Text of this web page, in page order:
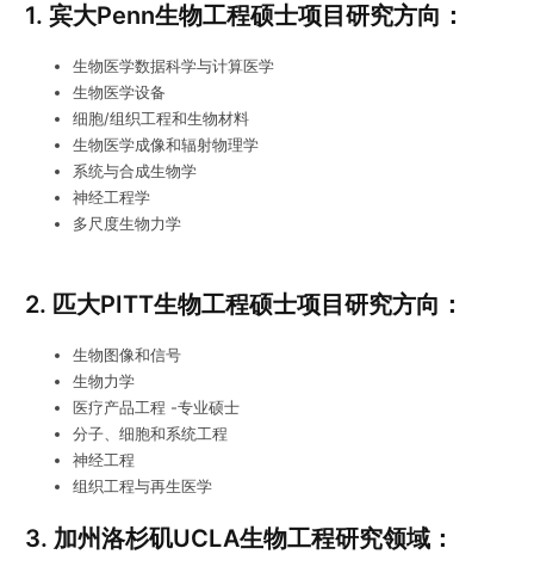
1. 宾大Penn生物工程硕士项目研究方向：
生物医学数据科学与计算医学
生物医学设备
细胞/组织工程和生物材料
生物医学成像和辐射物理学
系统与合成生物学
神经工程学
多尺度生物力学
2. 匹大PITT生物工程硕士项目研究方向：
生物图像和信号
生物力学
医疗产品工程 -专业硕士
分子、细胞和系统工程
神经工程
组织工程与再生医学
3. 加州洛杉矶UCLA生物工程研究领域：